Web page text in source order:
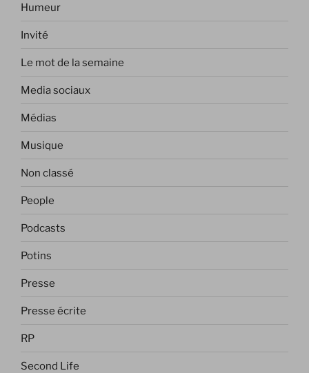
Humeur
Invité
Le mot de la semaine
Media sociaux
Médias
Musique
Non classé
People
Podcasts
Potins
Presse
Presse écrite
RP
Second Life